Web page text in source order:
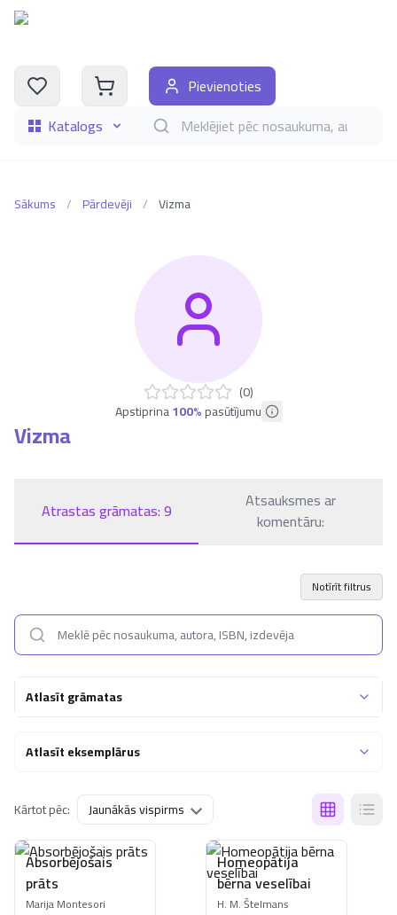
Katalogs Meklēt grāmatas pēc nosaukuma, autora,
Pievienoties
Sākums / Pārdevēji / Vizma
(0)
Apstiprina100%pasūtījumu
Vizma
Atrastas grāmatas:9
Atsauksmes ar
komentāru:
Notīrīt filtrus
Atlasīt grāmatas
Atlasīt eksemplārus
Kārtot pēc:
Absorbējošais
prāts
Marija Montesori
Homeopātija
bērna veselībai
H. M. Štelmans